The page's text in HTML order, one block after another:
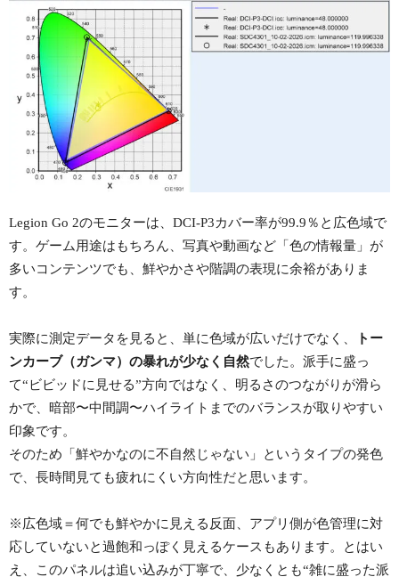
Legion Go 2のモニターは、DCI-P3カバー率が99.9％と広色域で
す。ゲーム用途はもちろん、写真や動画など「色の情報量」が
多いコンテンツでも、鮮やかさや階調の表現に余裕がありま
す。
実際に測定データを見ると、単に色域が広いだけでなく、
トー
ンカーブ（ガンマ）の暴れが少なく自然でした。派手に盛っ
て“ビビッドに見せる”方向ではなく、明るさのつながりが滑ら
かで、暗部〜中間調〜ハイライトまでのバランスが取りやすい
印象です。
そのため「鮮やかなのに不自然じゃない」というタイプの発色
で、長時間見ても疲れにくい方向性だと思います。
※広色域＝何でも鮮やかに見える反面、アプリ側が色管理に対
応していないと過飽和っぽく見えるケースもあります。とはい
え、このパネルは追い込みが丁寧で、少なくとも“雑に盛った派